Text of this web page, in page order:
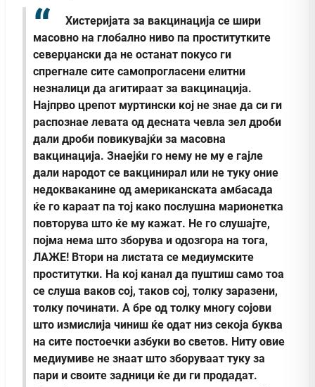
Хистеријата за вакцинација се шири
масовно на глобално ниво па проститутките
северџански да не останат покусо ги
спрегнале сите самопрогласени елитни
незналици да агитираат за вакцинација.
Најпрво црепот муртински кој не знае да си ги
распознае левата од десната чевла зел дроби
дали дроби повикувајќи за масовна
вакцинација. Знаејќи го нему не му е гајле
дали народот се вакцинирал или не туку оние
недокваканине од американската амбасада
ќе го караат па тој како послушна марионетка
повторува што ќе му кажат. Не го слушајте,
појма нема што зборува и одозгора на тога,
ЛАЖЕ! Втори на листата се медиумските
проститутки. На кој канал да пуштиш само тоа
се слуша ваков сој, таков сој, толку заразени,
толку починати. А бре од толку многу сојови
што измислија чиниш ќе одат низ секоја буква
на сите постоечки азбуки во светов. Ниту овие
медиумиве не знаат што зборуваат туку за
пари и своите задници ќе ди ги продадат.